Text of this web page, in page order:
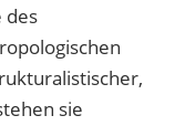
des
sie